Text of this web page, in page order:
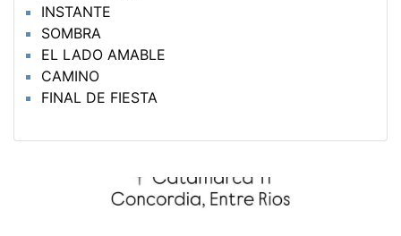
INSTANTE
SOMBRA
EL LADO AMABLE
CAMINO
FINAL DE FIESTA